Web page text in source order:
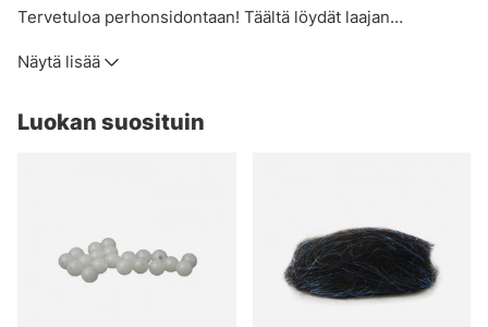
Tervetuloa perhonsidontaan! Täältä löydät laajan
Myymme vain materiaaleja, joita itse haluamme käyttää, eli
Näytä lisää
Luokan suosituin